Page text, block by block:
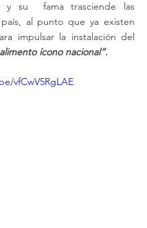
y su  fama trasciende las
al punto que ya existen
ícono nacional”.
vfCwV5RgLAE